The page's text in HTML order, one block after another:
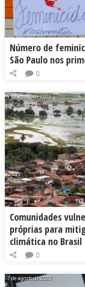
Número de
São Paulo nos
0
7 de agosto de 2026
Comunidades
próprias para
climática no Brasil
0
7 de agosto de 2026